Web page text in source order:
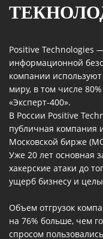
Positive Technologies
информационной
компании
миру, в том числе
«Эксперт-400».
В России Positive
публичная компания
Московской бирже
Уже 20 лет основная
хакерские атаки до
ущерб бизнесу и
Объем отгрузок
на 76% больше, чем
спросом